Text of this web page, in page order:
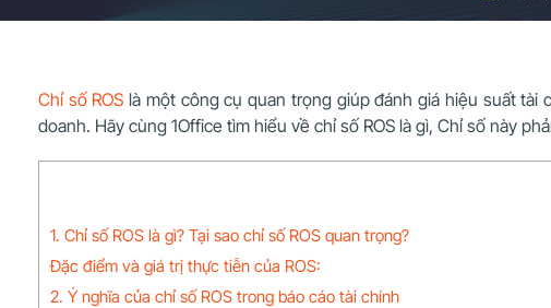
Chỉ số ROS là một công cụ quan trọng giúp đánh giá hiệu suất
doanh. Hãy cùng 1Office tìm hiểu về chỉ số ROS là gì, Chỉ số này
1. Chỉ số ROS là gì? Tại sao chỉ số ROS quan trọng?
Đặc điểm và giá trị thực tiễn của ROS:
2. Ý nghĩa của chỉ số ROS trong báo cáo tài chính